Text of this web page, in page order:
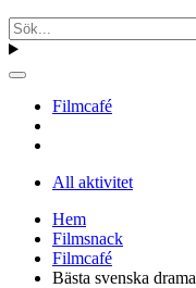
Filmcafé
All aktivitet
Hem
Filmsnack
Filmcafé
Bästa svenska drama